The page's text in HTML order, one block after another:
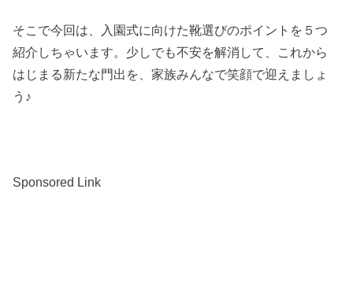
そこで今回は、入園式に向けた靴選びのポイントを５つ
紹介しちゃいます。少しでも不安を解消して、これから
はじまる新たな門出を、家族みんなで笑顔で迎えましょ
う♪
Sponsored Link